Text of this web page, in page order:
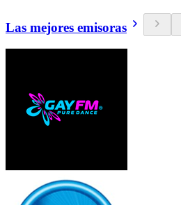
Las mejores emisoras